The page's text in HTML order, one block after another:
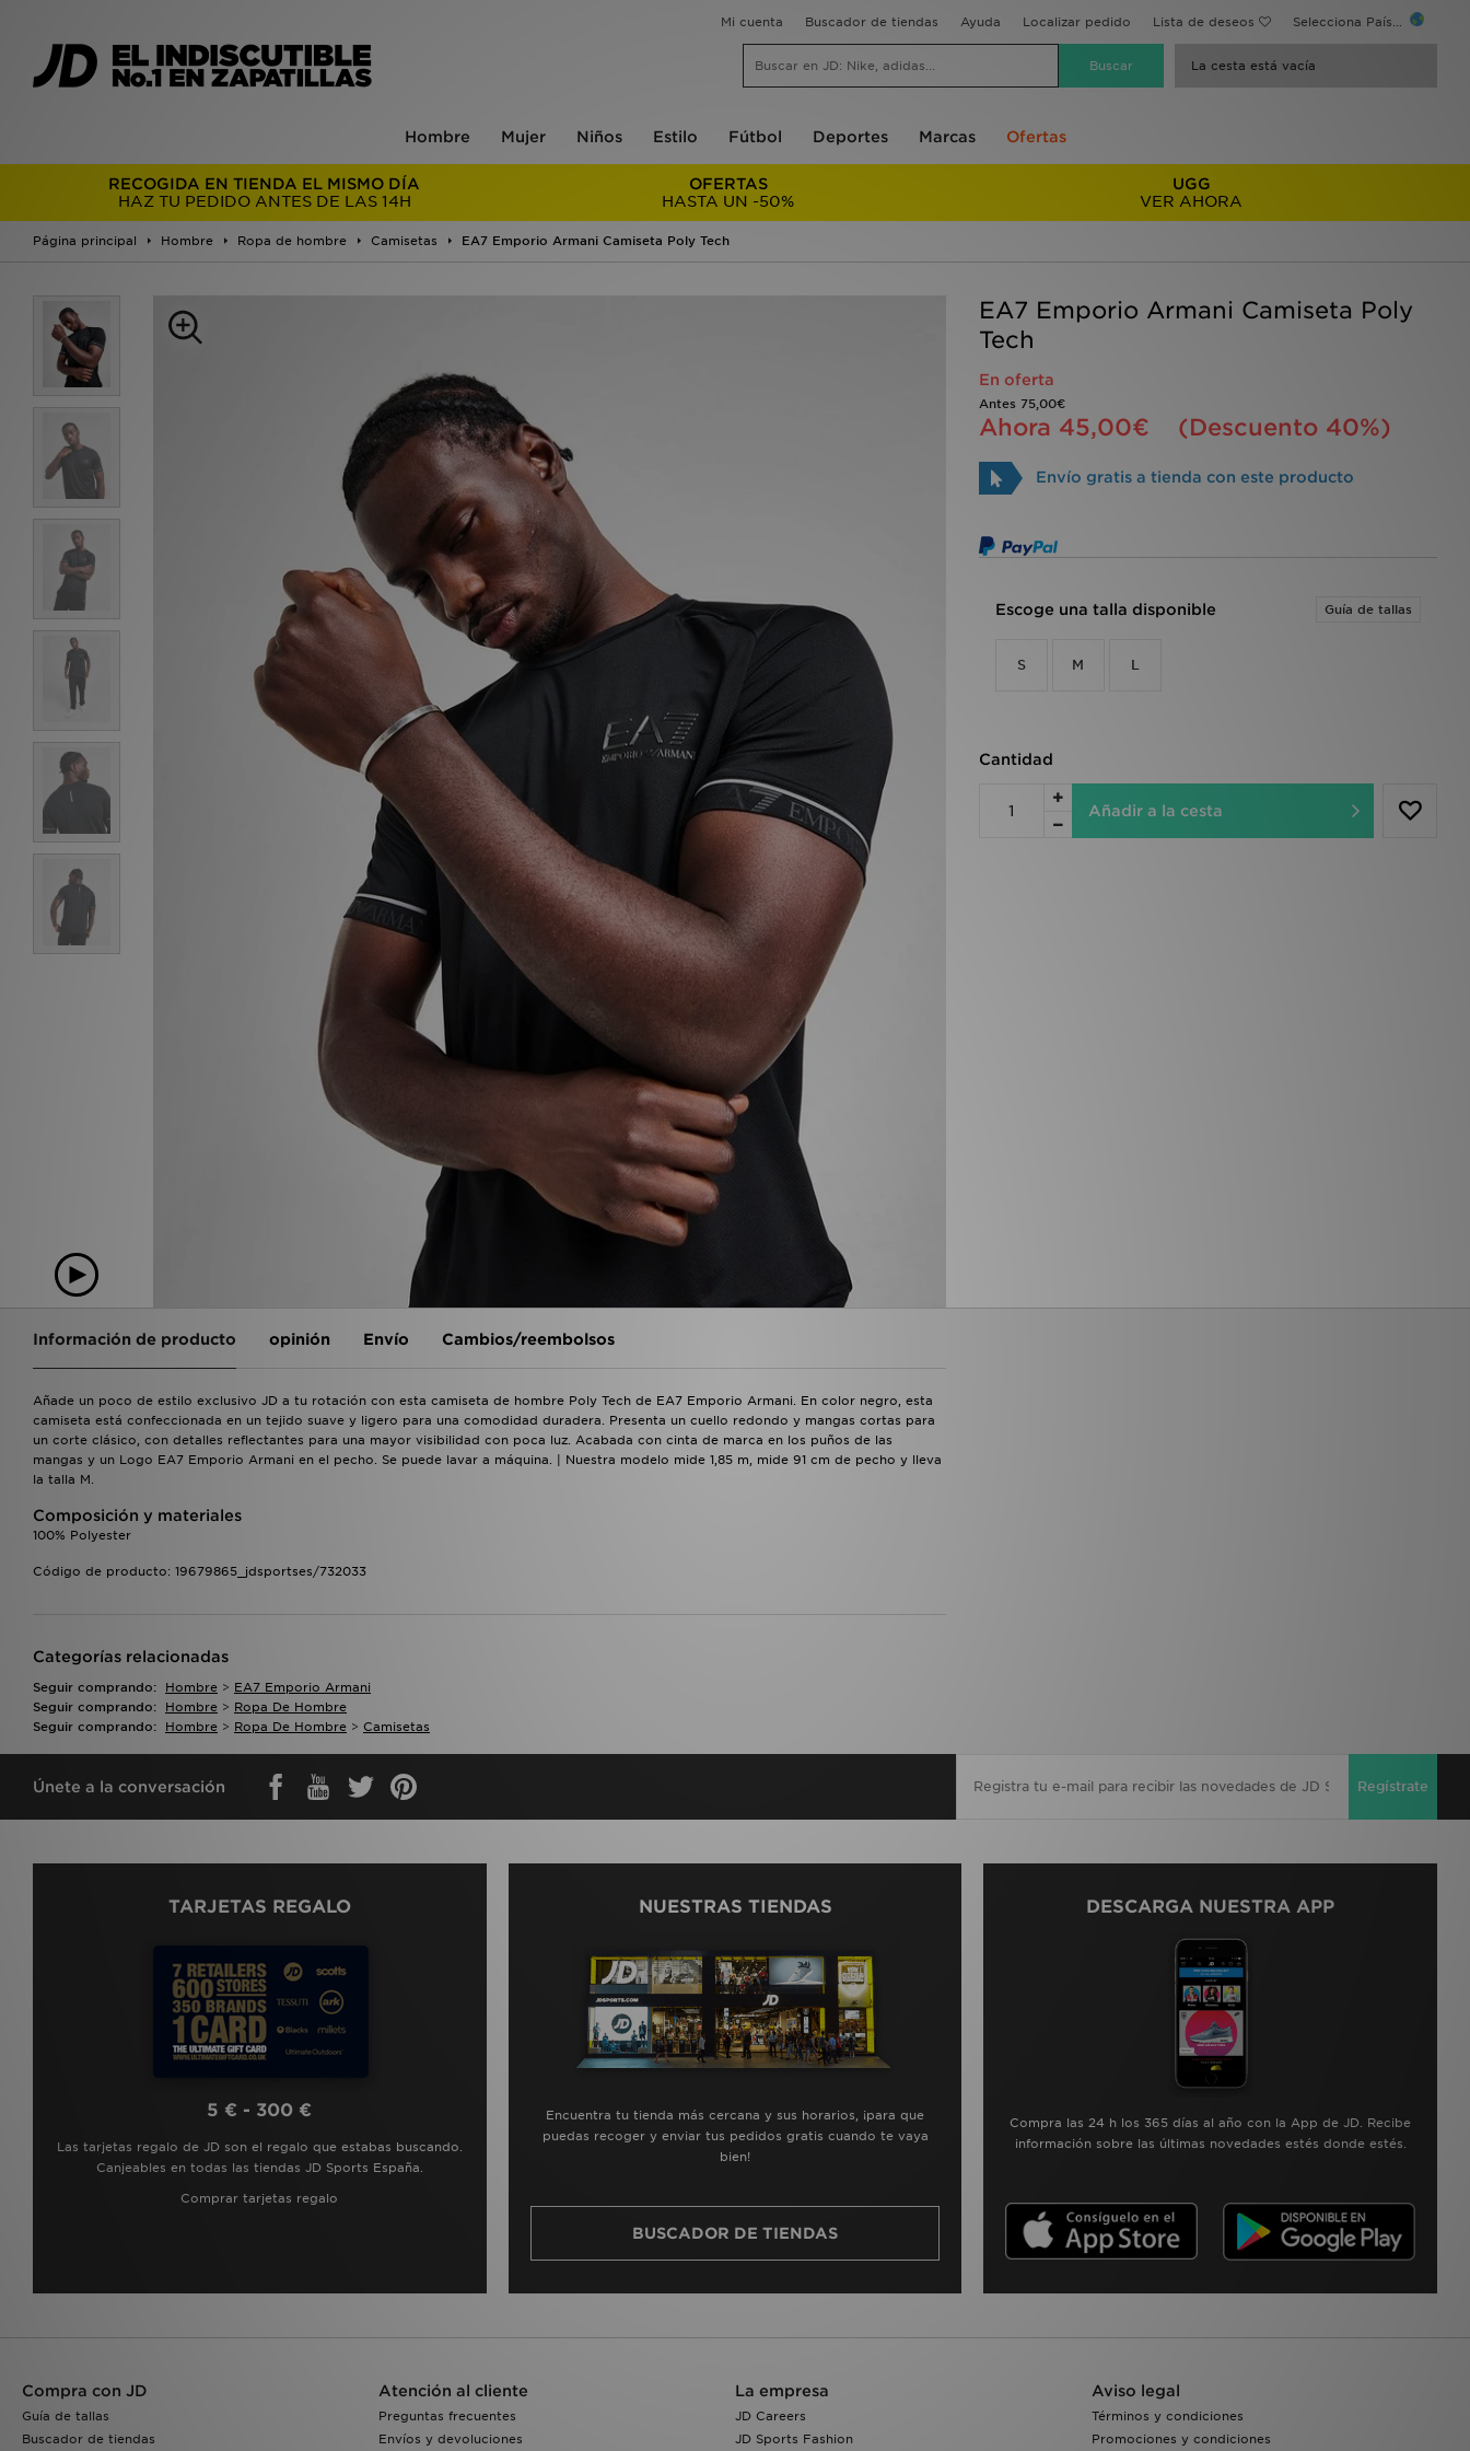
Mi cuenta Buscador de tiendas Ayuda Localizar pedido Lista de deseos Selecciona País...
La cesta está vacía
Hombre Mujer Niños Estilo Fútbol Deportes Marcas Ofertas
RECOGIDA EN TIENDA EL MISMO DÍA
HAZ TU PEDIDO ANTES DE LAS 14H
OFERTAS
HASTA UN -50%
UGG
VER AHORA
Página principal Hombre Ropa de hombre Camisetas EA7 Emporio Armani Camiseta Poly Tech
EA7 Emporio Armani Camiseta Poly
Tech
En oferta
Antes 75,00€
Ahora 45,00€ (Descuento 40%)
Envío gratis a tienda con este producto
Escoge una talla disponible Guía de tallas
S M L
Cantidad
Añadir a la cesta
Información de producto opinión Envío Cambios/reembolsos
Añade un poco de estilo exclusivo JD a tu rotación con esta camiseta de hombre Poly Tech de EA7 Emporio Armani. En color negro, esta
camiseta está confeccionada en un tejido suave y ligero para una comodidad duradera. Presenta un cuello redondo y mangas cortas para
un corte clásico, con detalles reflectantes para una mayor visibilidad con poca luz. Acabada con cinta de marca en los puños de las
mangas y un Logo EA7 Emporio Armani en el pecho. Se puede lavar a máquina. | Nuestra modelo mide 1,85 m, mide 91 cm de pecho y lleva
la talla M.
Composición y materiales
100% Polyester
Código de producto: 19679865_jdsportses/732033
Categorías relacionadas
Seguir comprando: Hombre > EA7 Emporio Armani
Seguir comprando:
Hombre > Ropa De Hombre
Seguir comprando:
Hombre > Ropa De Hombre > Camisetas
Únete a la conversación Regístrate
TARJETAS REGALO
5 € - 300 €
Las tarjetas regalo de JD son el regalo que estabas buscando.
Canjeables en todas las tiendas JD Sports España.
Comprar tarjetas regalo
NUESTRAS TIENDAS
Encuentra tu tienda más cercana y sus horarios, ¡para que
puedas recoger y enviar tus pedidos gratis cuando te vaya
bien!
BUSCADOR DE TIENDAS
DESCARGA NUESTRA APP
Compra las 24 h los 365 días al año con la App de JD. Recibe
información sobre las últimas novedades estés donde estés.
Compra con JD
Guía de tallas
Buscador de tiendas
Atención al cliente
Preguntas frecuentes
Envíos y devoluciones
La empresa
JD Careers
JD Sports Fashion
Aviso legal
Términos y condiciones
Promociones y condiciones